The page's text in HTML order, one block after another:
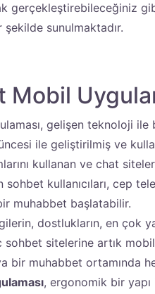
gerçekleştirebileceğiniz
sunulmaktadır.
Mobil
gelişen teknoloji ile
ile geliştirilmiş ve
kullanan ve chat
kullanıcıları, cep
muhabbet başlatabilir.
dostlukların, en çok
sitelerine artık
bir muhabbet ortamında
, ergonomik bir